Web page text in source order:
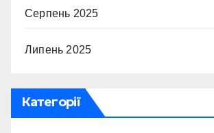
Серпень 2025
Липень 2025
Категорії